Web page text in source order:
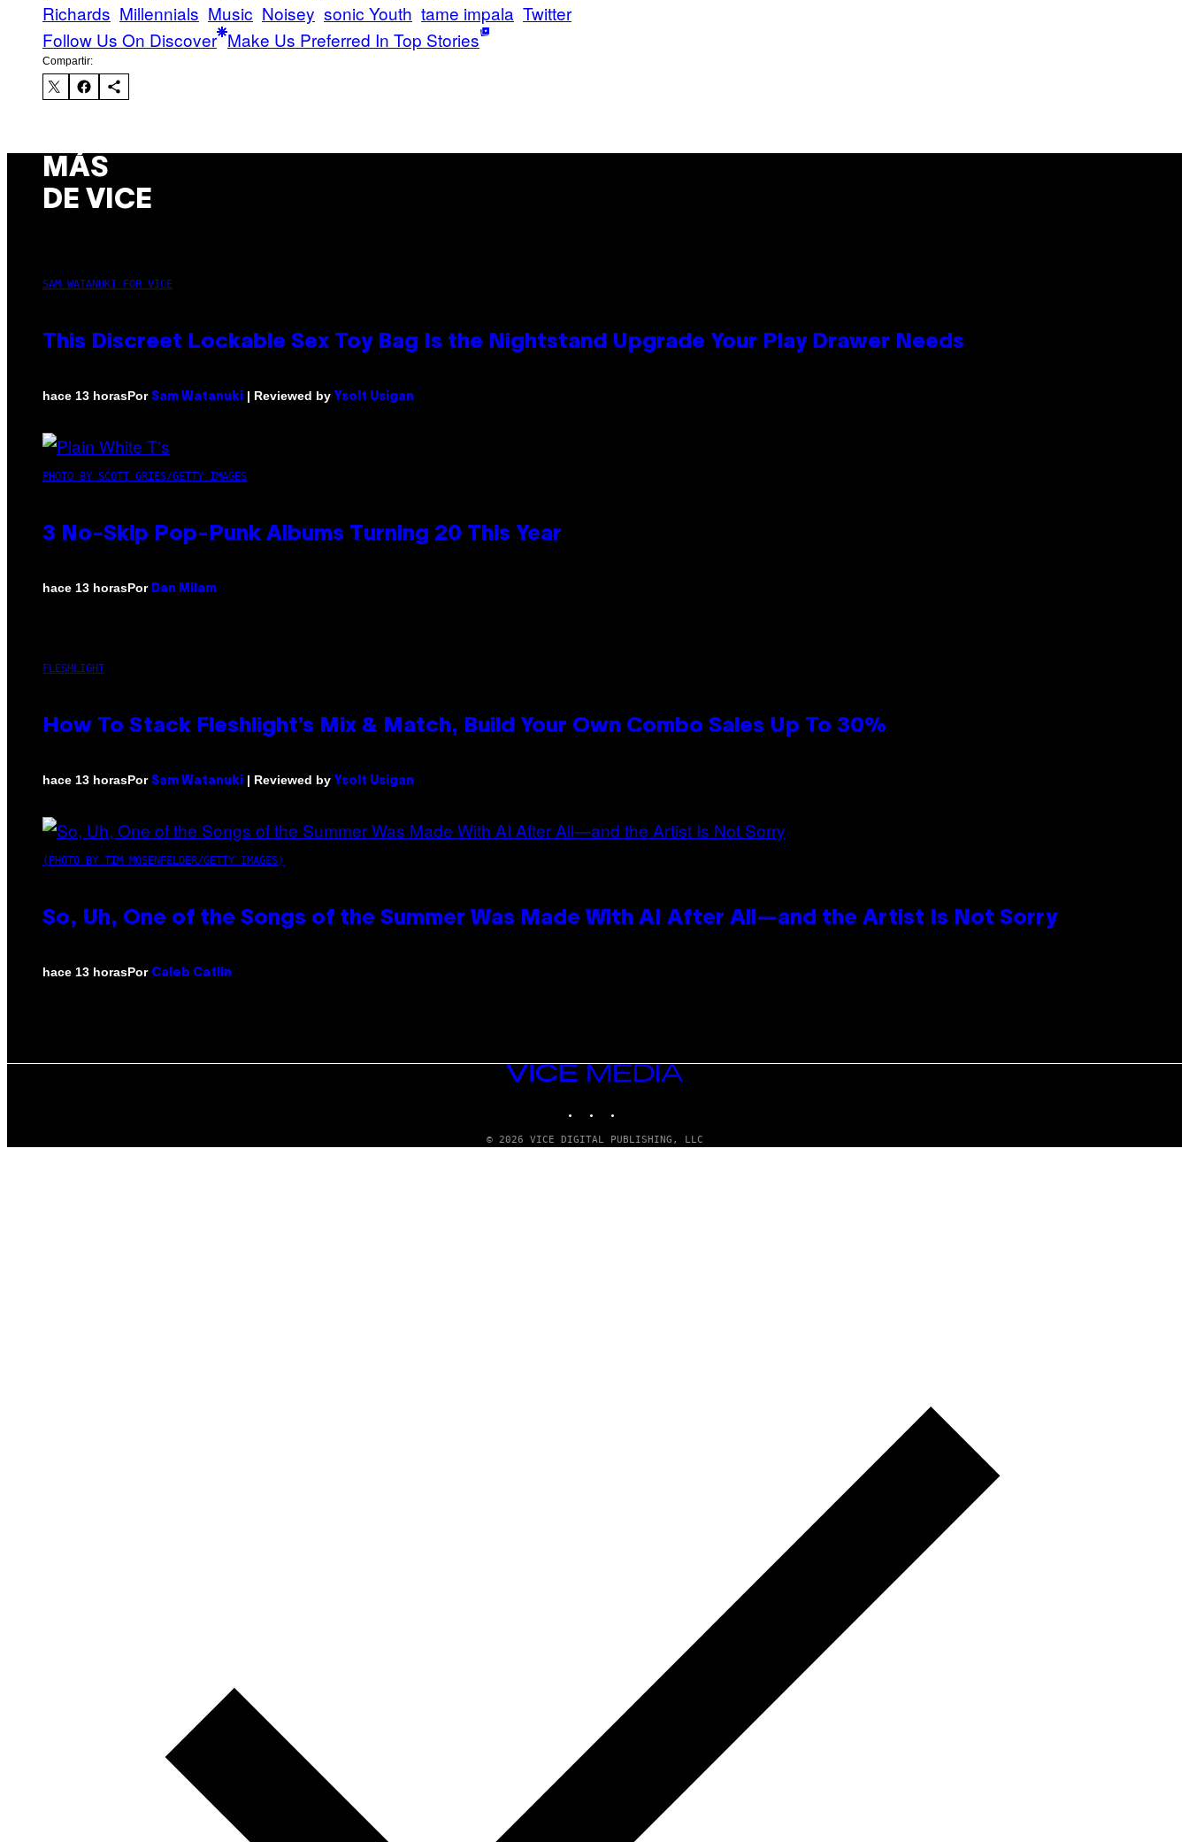
Richards Millennials Music Noisey sonic Youth tame impala Twitter
Follow Us On Discover Make Us Preferred In Top Stories
Compartir:
MÁS
DE VICE
SAM WATANUKI FOR VICE
This Discreet Lockable Sex Toy Bag Is the Nightstand Upgrade Your Play Drawer Needs
hace 13 horasPor Sam Watanuki | Reviewed by Ysolt Usigan
PHOTO BY SCOTT GRIES/GETTY IMAGES
3 No-Skip Pop-Punk Albums Turning 20 This Year
hace 13 horasPor Dan Milam
FLESHLIGHT
How To Stack Fleshlight’s Mix & Match, Build Your Own Combo Sales Up To 30%
hace 13 horasPor Sam Watanuki | Reviewed by Ysolt Usigan
(PHOTO BY TIM MOSENFELDER/GETTY IMAGES)
So, Uh, One of the Songs of the Summer Was Made With AI After All—and the Artist Is Not Sorry
hace 13 horasPor Caleb Catlin
VICE
MEDIA
© 2026 VICE DIGITAL PUBLISHING, LLC